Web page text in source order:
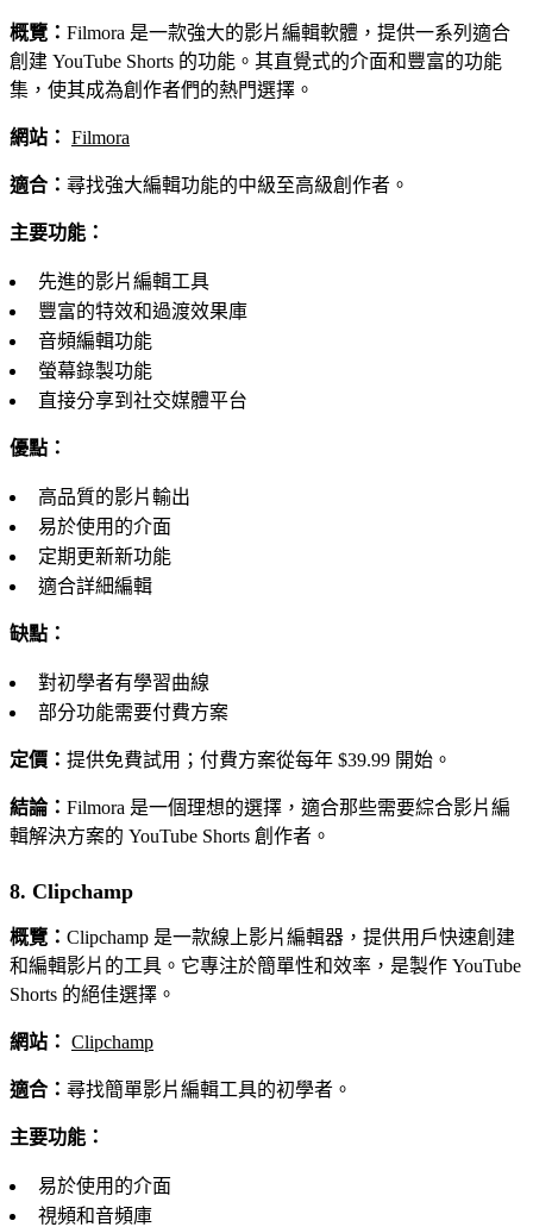
概覽： Filmora 是一款強大的影片編輯軟體，提供一系列適合
創建 YouTube Shorts 的功能。其直覺式的介面和豐富的功能
集，使其成為創作者們的熱門選擇。
網站： Filmora
適合： 尋找強大編輯功能的中級至高級創作者。
主要功能：
先進的影片編輯工具
豐富的特效和過渡效果庫
音頻編輯功能
螢幕錄製功能
直接分享到社交媒體平台
優點：
高品質的影片輸出
易於使用的介面
定期更新新功能
適合詳細編輯
缺點：
對初學者有學習曲線
部分功能需要付費方案
定價： 提供免費試用；付費方案從每年 $39.99 開始。
結論： Filmora 是一個理想的選擇，適合那些需要綜合影片編
輯解決方案的 YouTube Shorts 創作者。
8. Clipchamp
概覽： Clipchamp 是一款線上影片編輯器，提供用戶快速創建
和編輯影片的工具。它專注於簡單性和效率，是製作 YouTube
Shorts 的絕佳選擇。
網站： Clipchamp
適合： 尋找簡單影片編輯工具的初學者。
主要功能：
易於使用的介面
視頻和音頻庫